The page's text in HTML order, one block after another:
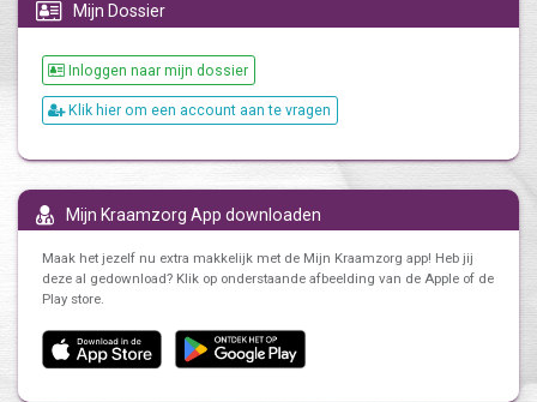
Mijn Dossier
Inloggen naar mijn dossier
Klik hier om een account aan te vragen
Mijn Kraamzorg App downloaden
Maak het jezelf nu extra makkelijk met de Mijn Kraamzorg app! Heb jij
deze al gedownload? Klik op onderstaande afbeelding van de Apple of de
Play store.